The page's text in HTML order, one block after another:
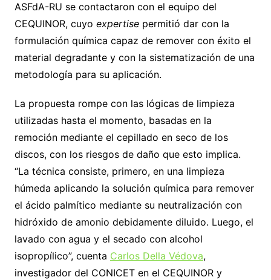
ASFdA-RU se contactaron con el equipo del
CEQUINOR, cuyo expertisepermitió dar con la
formulación química capaz de remover con éxito el
material degradante y con la sistematización de una
metodología para su aplicación.
La propuesta rompe con las lógicas de limpieza
utilizadas hasta el momento, basadas en la
remoción mediante el cepillado en seco de los
discos, con los riesgos de daño que esto implica.
“La técnica consiste, primero, en una limpieza
húmeda aplicando la solución química para remover
el ácido palmítico mediante su neutralización con
hidróxido de amonio debidamente diluido. Luego, el
lavado con agua y el secado con alcohol
isopropílico”, cuenta Carlos Della Védova,
investigador del CONICET en el CEQUINOR y